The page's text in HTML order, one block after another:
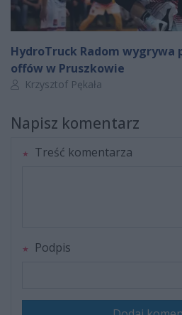
HydroTruck Radom wygrywa
offów w Pruszkowie
Autor artykułu:
Krzysztof Pękała
Napisz komentarz
Treść komentarza
Podpis